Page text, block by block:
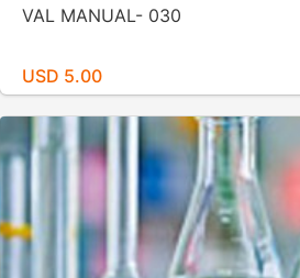
VAL MANUAL- 030
USD 5.00